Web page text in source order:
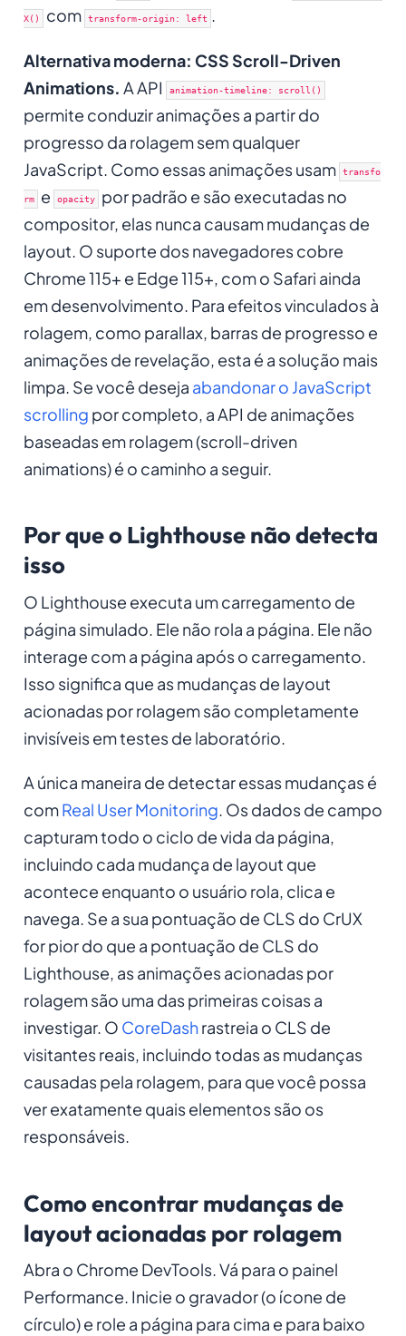
X() com transform-origin: left .
Alternativa moderna: CSS Scroll-Driven
Animations. A API animation-timeline: scroll()
permite conduzir animações a partir do
progresso da rolagem sem qualquer
JavaScript. Como essas animações usam transfo
rm e opacity
por padrão e são executadas no
compositor, elas nunca causam mudanças de
layout. O suporte dos navegadores cobre
Chrome 115+ e Edge 115+, com o Safari ainda
em desenvolvimento. Para efeitos vinculados à
rolagem, como parallax, barras de progresso e
animações de revelação, esta é a solução mais
limpa. Se você deseja abandonar o JavaScript
scrolling por completo, a API de animações
baseadas em rolagem (scroll-driven
animations) é o caminho a seguir.
Por que o Lighthouse não detecta
isso
O Lighthouse executa um carregamento de
página simulado. Ele não rola a página. Ele não
interage com a página após o carregamento.
Isso significa que as mudanças de layout
acionadas por rolagem são completamente
invisíveis em testes de laboratório.
A única maneira de detectar essas mudanças é
comReal User Monitoring. Os dados de campo
capturam todo o ciclo de vida da página,
incluindo cada mudança de layout que
acontece enquanto o usuário rola, clica e
navega. Se a sua pontuação de CLS do CrUX
for pior do que a pontuação de CLS do
Lighthouse, as animações acionadas por
rolagem são uma das primeiras coisas a
investigar. O CoreDashrastreia o CLS de
visitantes reais, incluindo todas as mudanças
causadas pela rolagem, para que você possa
ver exatamente quais elementos são os
responsáveis.
Como encontrar mudanças de
layout acionadas por rolagem
Abra o Chrome DevTools. Vá para o painel
Performance. Inicie o gravador (o ícone de
círculo) e role a página para cima e para baixo